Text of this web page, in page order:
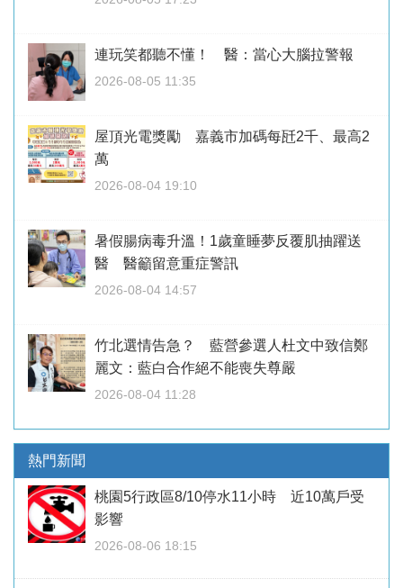
連玩笑都聽不懂！ 醫：當心大腦拉警報
2026-08-05 11:35
屋頂光電獎勵 嘉義市加碼每瓩2千、最高2
萬
2026-08-04 19:10
暑假腸病毒升溫！1歲童睡夢反覆肌抽躍送
醫 醫籲留意重症警訊
2026-08-04 14:57
竹北選情告急？ 藍營參選人杜文中致信鄭
麗文：藍白合作絕不能喪失尊嚴
2026-08-04 11:28
熱門新聞
桃園5行政區8/10停水11小時 近10萬戶受
影響
2026-08-06 18:15